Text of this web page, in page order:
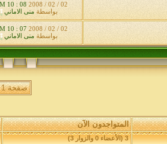
02 / 02 / 2008
08 : 10 PM
بواسطة منى الاماني
02 / 02 / 2008
07 : 10 PM
بواسطة منى الاماني
صفحة 1 من 3
المتواجدون الآن
3 (الأعضاء 0 والزوار 3)